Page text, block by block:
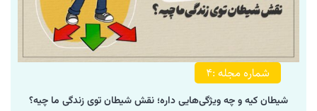
شماره مجله :4
شیطان کیه و چه ویژگی‌هایی داره؛ نقش شیطان توی زندگی ما چیه؟